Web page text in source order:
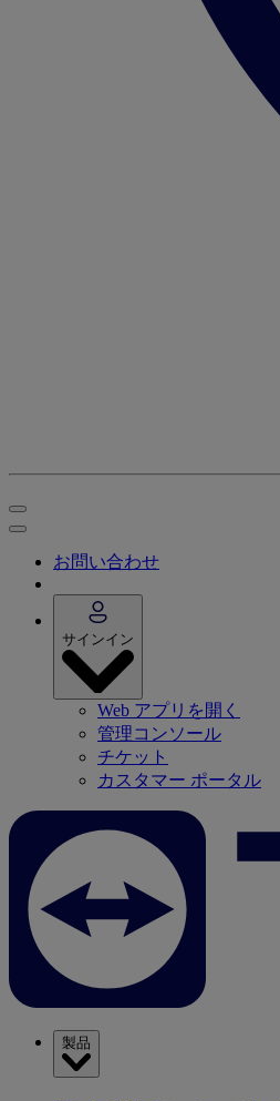
お問い合わせ
サインイン
Web アプリを開く
管理コンソール
チケット
カスタマー ポータル
製品